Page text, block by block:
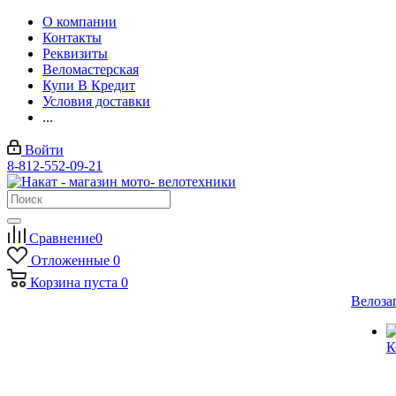
О компании
Контакты
Реквизиты
Веломастерская
Купи В Кредит
Условия доставки
...
Войти
8-812-552-09-21
Сравнение0
Отложенные 0
Корзина пуста 0